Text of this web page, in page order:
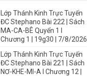
Lớp Thánh Kinh Trực Tuyến
ĐC Stephano Bài 222 | Sách
MA-CA-BÊ Quyển 1 I
Chương 1 | 19g30 | 7/8/2026
Lớp Thánh Kinh Trực Tuyến
ĐC Stephano Bài 221 | Sách
NƠ-KHE-MI-A I Chương 12 |